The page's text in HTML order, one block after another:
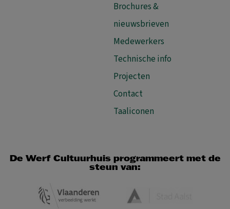
Brochures &
nieuwsbrieven
Medewerkers
Technische info
Projecten
Contact
Taaliconen
De Werf Cultuurhuis programmeert met de
steun van: